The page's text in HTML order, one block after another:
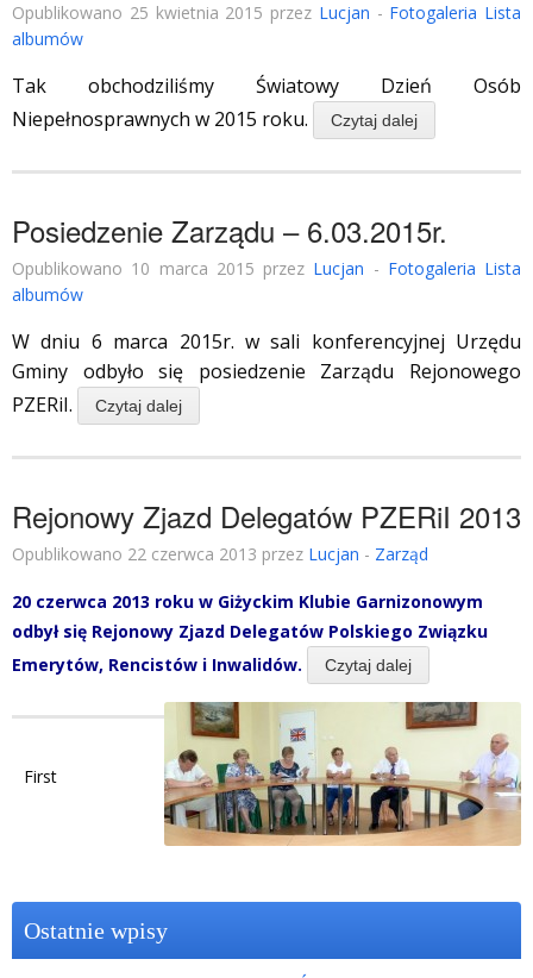
Opublikowano 25 kwietnia 2015 przez Lucjan - Fotogaleria Lista
albumów
Tak obchodziliśmy Światowy Dzień Osób
Niepełnosprawnych w 2015 roku.
Czytaj dalej
Posiedzenie Zarządu – 6.03.2015r.
Opublikowano 10 marca 2015 przez Lucjan - Fotogaleria Lista
albumów
W dniu 6 marca 2015r. w sali konferencyjnej Urzędu
Gminy odbyło się posiedzenie Zarządu Rejonowego
PZERiI.
Czytaj dalej
Rejonowy Zjazd Delegatów PZERiI 2013
Opublikowano 22 czerwca 2013 przez Lucjan - Zarząd
20 czerwca 2013 roku w Giżyckim Klubie Garnizonowym
odbył się Rejonowy Zjazd Delegatów Polskiego Związku
Emerytów, Rencistów i Inwalidów. Czytaj dalej
First
Ostatnie wpisy